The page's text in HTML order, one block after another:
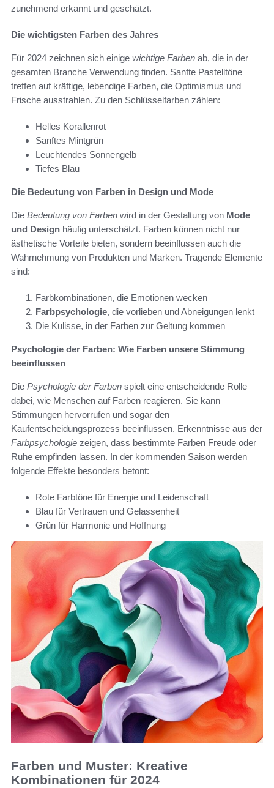
zunehmend erkannt und geschätzt.
Die wichtigsten Farben des Jahres
Für 2024 zeichnen sich einige wichtige Farben ab, die in der
gesamten Branche Verwendung finden. Sanfte Pastelltöne
treffen auf kräftige, lebendige Farben, die Optimismus und
Frische ausstrahlen. Zu den Schlüsselfarben zählen:
Helles Korallenrot
Sanftes Mintgrün
Leuchtendes Sonnengelb
Tiefes Blau
Die Bedeutung von Farben in Design und Mode
Die Bedeutung von Farben wird in der Gestaltung von Mode
und Design häufig unterschätzt. Farben können nicht nur
ästhetische Vorteile bieten, sondern beeinflussen auch die
Wahrnehmung von Produkten und Marken. Tragende Elemente
sind:
Farbkombinationen, die Emotionen wecken
Farbpsychologie, die vorlieben und Abneigungen lenkt
Die Kulisse, in der Farben zur Geltung kommen
Psychologie der Farben: Wie Farben unsere Stimmung
beeinflussen
Die Psychologie der Farben spielt eine entscheidende Rolle
dabei, wie Menschen auf Farben reagieren. Sie kann
Stimmungen hervorrufen und sogar den
Kaufentscheidungsprozess beeinflussen. Erkenntnisse aus der
Farbpsychologie zeigen, dass bestimmte Farben Freude oder
Ruhe empfinden lassen. In der kommenden Saison werden
folgende Effekte besonders betont:
Rote Farbtöne für Energie und Leidenschaft
Blau für Vertrauen und Gelassenheit
Grün für Harmonie und Hoffnung
Farben und Muster: Kreative
Kombinationen für 2024